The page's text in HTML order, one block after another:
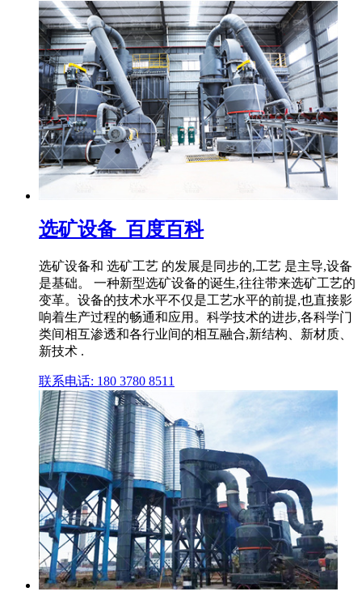
选矿设备_百度百科
选矿设备和 选矿工艺 的发展是同步的,工艺 是主导,设备
是基础。 一种新型选矿设备的诞生,往往带来选矿工艺的
变革。设备的技术水平不仅是工艺水平的前提,也直接影
响着生产过程的畅通和应用。科学技术的进步,各科学门
类间相互渗透和各行业间的相互融合,新结构、新材质、
新技术 .
联系电话: 180 3780 8511